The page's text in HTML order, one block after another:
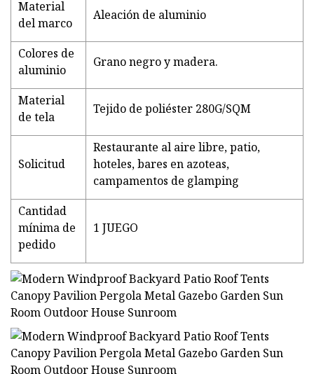
Material
del marco
Aleación de aluminio
Colores de
aluminio
Grano negro y madera.
Material
de tela
Tejido de poliéster 280G/SQM
Solicitud
Restaurante al aire libre, patio,
hoteles, bares en azoteas,
campamentos de glamping
Cantidad
mínima de
pedido
1 JUEGO